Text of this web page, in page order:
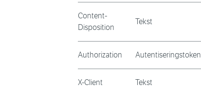
Content-
Disposition
Tekst
Authorization Autentiseringstoken
X-Client Tekst